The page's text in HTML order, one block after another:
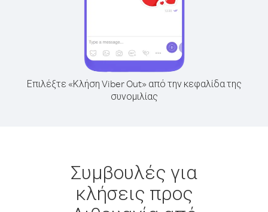
Επιλέξτε «Κλήση Viber Out» από την κεφαλίδα της
συνομιλίας
Συμβουλές για
κλήσεις προς